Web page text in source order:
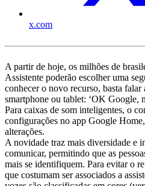
x.com
A partir de hoje, os milhões de
Assistente poderão escolher uma
conhecer o novo recurso, basta falar
smartphone ou tablet: ‘OK Google,
Para caixas de som inteligentes, o
configurações no app Google
alterações.
A novidade traz mais diversidade e
comunicar, permitindo que as
mais se identifiquem. Para evitar o
que costumam ser associados a